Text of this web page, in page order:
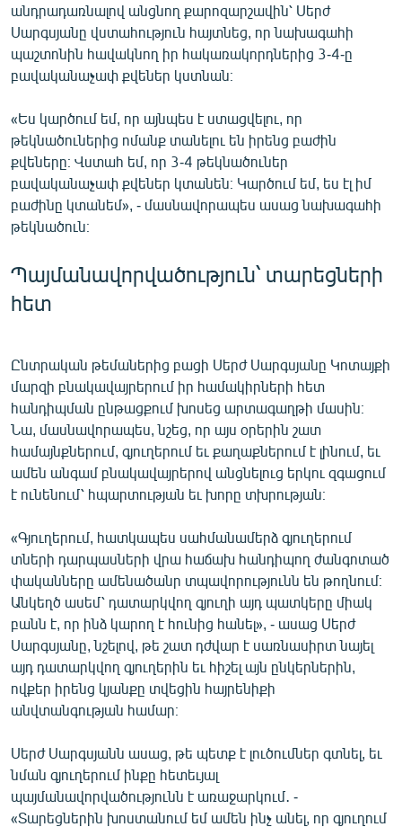
անդրադառնալով անցնող քարոզարշավին՝ Սերժ
Սարգսյանը վստահություն հայտնեց, որ նախագահի
պաշտոնին հավակնող իր հակառակորդներից 3-4-ը
բավականաչափ քվեներ կստնան։
«Ես կարծում եմ, որ այնպես է ստացվելու, որ
թեկնածուներից ոմանք տանելու են իրենց բաժին
քվեները։ Վստահ եմ, որ 3-4 թեկնածուներ
բավականաչափ քվեներ կտանեն։ Կարծում եմ, ես էլ իմ
բաժինը կտանեմ», - մասնավորապես ասաց նախագահի
թեկնածուն։
Պայմանավորվածություն՝ տարեցների
հետ
Ընտրական թեմաներից բացի Սերժ Սարգսյանը Կոտայքի
մարզի բնակավայրերում իր համակիրների հետ
հանդիպման ընթացքում խոսեց արտագաղթի մասին։
Նա, մասնավորապես, նշեց, որ այս օրերին շատ
համայնքներում, գյուղերում եւ քաղաքներում է լինում, եւ
ամեն անգամ բնակավայրերով անցնելուց երկու զգացում
է ունենում՝ հպարտության եւ խորը տխրության։
«Գյուղերում, հատկապես սահմանամերձ գյուղերում
տների դարպասների վրա հաճախ հանդիպող ժանգոտած
փականները ամենածանր տպավորությունն են թողնում։
Անկեղծ ասեմ՝ դատարկվող գյուղի այդ պատկերը միակ
բանն է, որ ինձ կարող է հունից հանել», - ասաց Սերժ
Սարգսյանը, նշելով, թե շատ դժվար է սառնասիրտ նայել
այդ դատարկվող գյուղերին եւ հիշել այն ընկերներին,
ովքեր իրենց կյանքը տվեցին հայրենիքի
անվտանգության համար։
Սերժ Սարգսյանն ասաց, թե պետք է լուծումներ գտնել, եւ
նման գյուղերում ինքը հետեւյալ
պայմանավորվածությունն է առաջարկում․ -
«Տարեցներին խոստանում եմ ամեն ինչ անել, որ գյուղում